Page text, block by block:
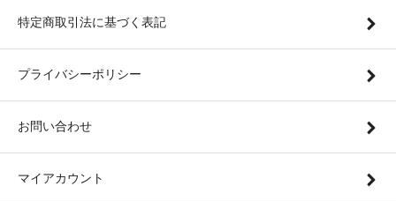
特定商取引法に基づく表記
プライバシーポリシー
お問い合わせ
マイアカウント